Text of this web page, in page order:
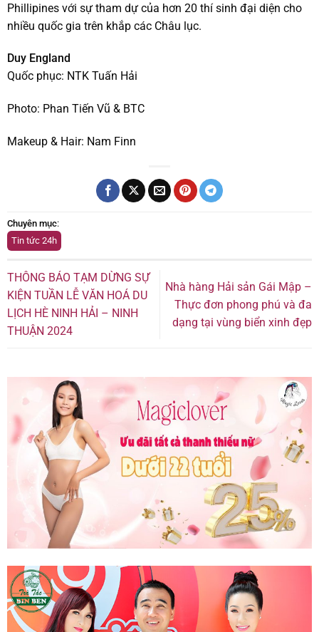
Phillipines với sự tham dự của hơn 20 thí sinh đại diện cho
nhiều quốc gia trên khắp các Châu lục.
Duy England
Quốc phục: NTK Tuấn Hải
Photo: Phan Tiến Vũ & BTC
Makeup & Hair: Nam Finn
Chuyên mục:
Tin tức 24h
THÔNG BÁO TẠM DỪNG SỰ
KIỆN TUẦN LỄ VĂN HOÁ DU
LỊCH HÈ NINH HẢI – NINH
THUẬN 2024
Nhà hàng Hải sản Gái Mập –
Thực đơn phong phú và đa
dạng tại vùng biển xinh đẹp